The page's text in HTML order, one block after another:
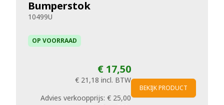
Bumperstok
10499U
OP VOORRAAD
€ 17,50
€ 21,18 incl. BTW
Advies verkoopprijs: € 25,00
BEKIJK PRODUCT